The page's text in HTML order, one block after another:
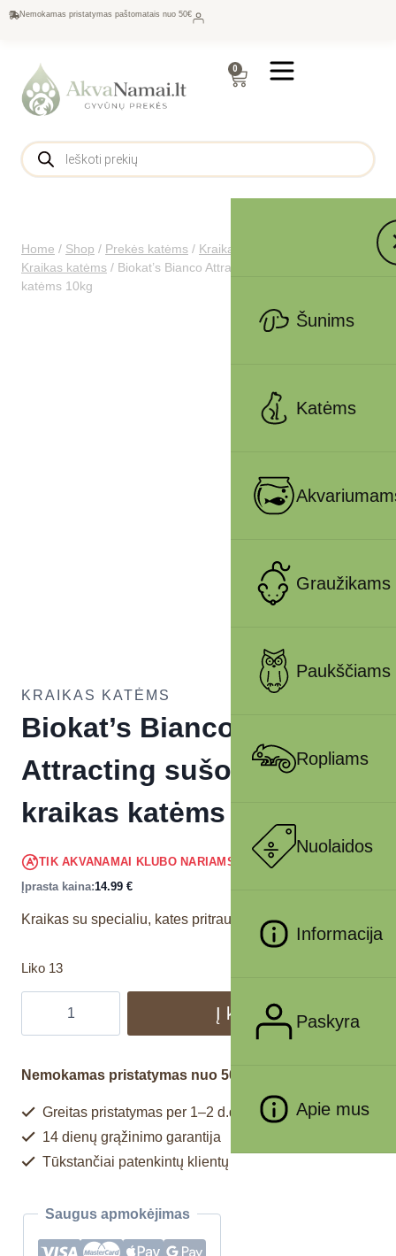
Nemokamas pristatymas paštomatais nuo 50€
0
Šunims
Katėms
Graužikams
Paukščiams
Ropliams
Nuolaidos
Informacija
Paskyra
Apie mus
Home / Shop / Prekės katėms / Kraikas ir tualetai katėms
Kraikas katėms / Biokat’s Bianco Attracting sušokantis kraikas
katėms 10kg
KRAIKAS KATĖMS
Biokat’s Bianco
Attracting sušokantis
kraikas katėms 10kg
TIK AKVANAMAI KLUBO NARIAMS 14.24
Įprasta kaina:14.99 €
Kraikas su specialiu, kates pritraukiančiu kvapu.
Liko 13
Į krepšelį
Nemokamas pristatymas nuo 50€
Greitas pristatymas per 1–2 d.d.
14 dienų grąžinimo garantija
Tūkstančiai patenkintų klientų
Saugus apmokėjimas